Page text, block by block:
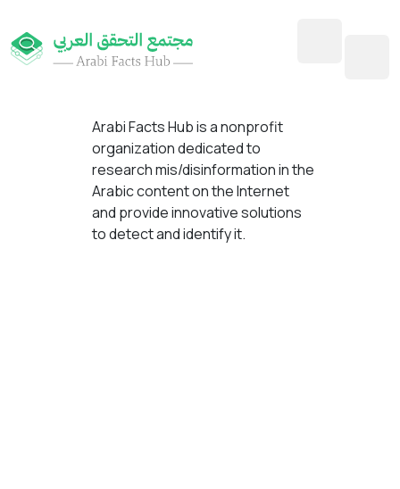
Arabi Facts Hubis a nonprofit
organization dedicated to
research mis/disinformation in the
Arabic content on the Internet
and provide innovative solutions
to detect and identify it.